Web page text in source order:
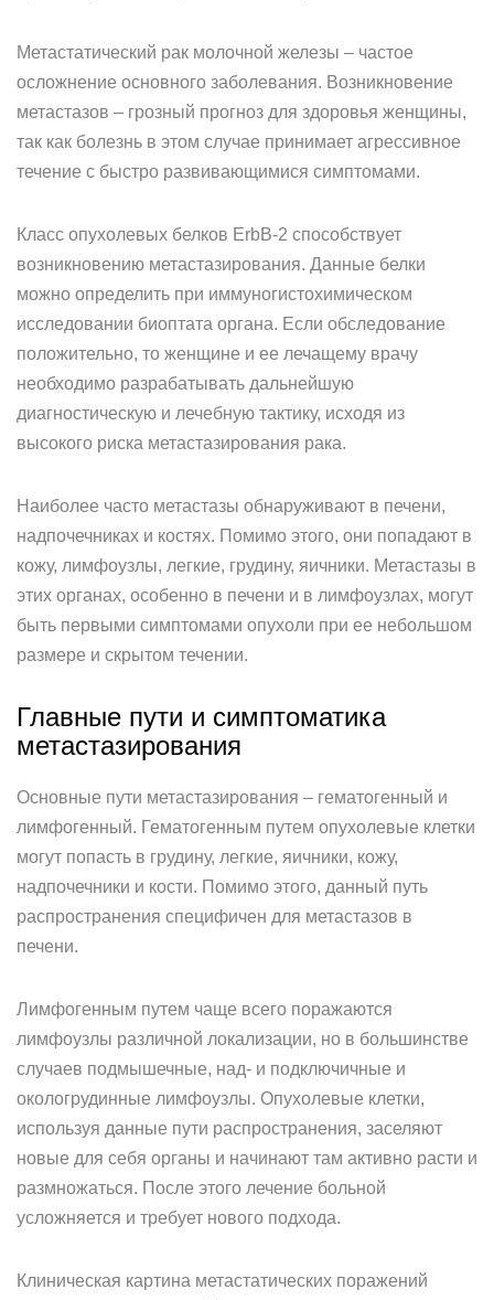
Метастатический рак молочной железы – частое
осложнение основного заболевания. Возникновение
метастазов – грозный прогноз для здоровья женщины,
так как болезнь в этом случае принимает агрессивное
течение с быстро развивающимися симптомами.
Класс опухолевых белков ErbB-2 способствует
возникновению метастазирования. Данные белки
можно определить при иммуногистохимическом
исследовании биоптата органа. Если обследование
положительно, то женщине и ее лечащему врачу
необходимо разрабатывать дальнейшую
диагностическую и лечебную тактику, исходя из
высокого риска метастазирования рака.
Наиболее часто метастазы обнаруживают в печени,
надпочечниках и костях. Помимо этого, они попадают в
кожу, лимфоузлы, легкие, грудину, яичники. Метастазы в
этих органах, особенно в печени и в лимфоузлах, могут
быть первыми симптомами опухоли при ее небольшом
размере и скрытом течении.
Главные пути и симптоматика
метастазирования
Основные пути метастазирования – гематогенный и
лимфогенный. Гематогенным путем опухолевые клетки
могут попасть в грудину, легкие, яичники, кожу,
надпочечники и кости. Помимо этого, данный путь
распространения специфичен для метастазов в
печени.
Лимфогенным путем чаще всего поражаются
лимфоузлы различной локализации, но в большинстве
случаев подмышечные, над- и подключичные и
окологрудинные лимфоузлы. Опухолевые клетки,
используя данные пути распространения, заселяют
новые для себя органы и начинают там активно расти и
размножаться. После этого лечение больной
усложняется и требует нового подхода.
Клиническая картина метастатических поражений